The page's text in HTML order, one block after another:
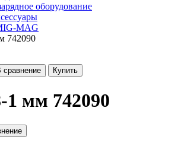
оборудование
MAG
742090
Купить
1 мм 742090